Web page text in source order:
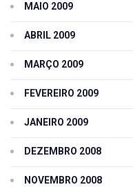
MAIO 2009
ABRIL 2009
MARÇO 2009
FEVEREIRO 2009
JANEIRO 2009
DEZEMBRO 2008
NOVEMBRO 2008